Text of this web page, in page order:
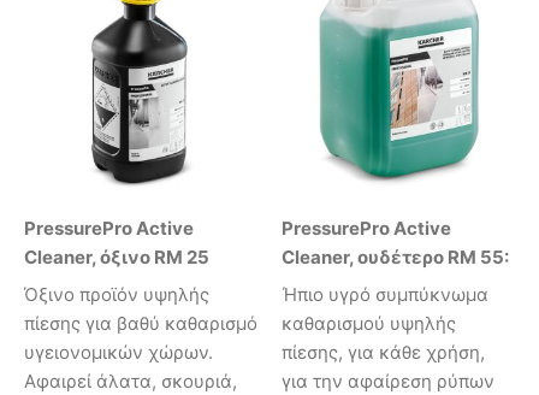
PressurePro Active
Cleaner, όξινο RM 25
Όξινο προϊόν υψηλής
πίεσης για βαθύ καθαρισμό
υγειονομικών χώρων.
Αφαιρεί άλατα, σκουριά,
PressurePro Active
Cleaner, ουδέτερο RM 55:
Ήπιο υγρό συμπύκνωμα
καθαρισμού υψηλής
πίεσης, για κάθε χρήση,
για την αφαίρεση ρύπων